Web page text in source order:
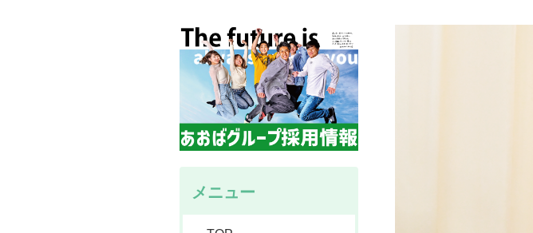
メニュー